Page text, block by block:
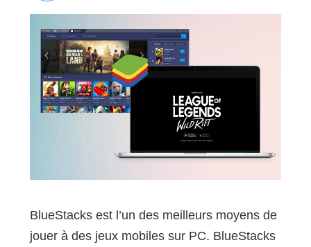
BlueStacks est l’un des meilleurs moyens de
jouer à des jeux mobiles sur PC. BlueStacks